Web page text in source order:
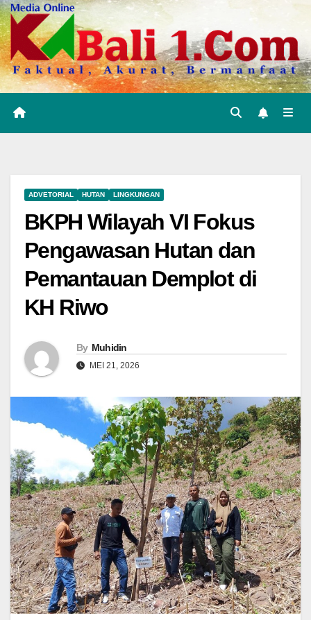
ADVETORIAL HUTAN LINGKUNGAN
BKPH Wilayah VI Fokus
Pengawasan Hutan dan
Pemantauan Demplot di
KH Riwo
By Muhidin
MEI 21, 2026